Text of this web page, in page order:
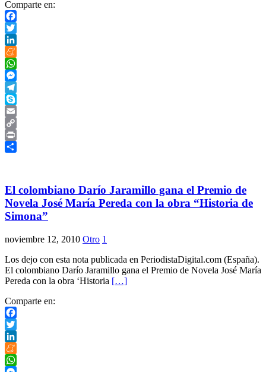
Comparte en:
Facebook
Twitter
LinkedIn
Meneame
WhatsApp
Messenger
Telegram
Skype
Email
Copy
Link
Print
El colombiano Darío Jaramillo gana el Premio de
Novela José María Pereda con la obra “Historia de
Simona”
noviembre 12, 2010 Otro 1
Los dejo con esta nota publicada en PeriodistaDigital.com (España).
El colombiano Darío Jaramillo gana el Premio de Novela José María
Pereda con la obra ‘Historia […]
Comparte en:
Facebook
Twitter
LinkedIn
Meneame